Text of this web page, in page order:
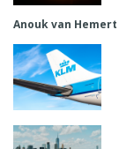
Anouk van Hemert